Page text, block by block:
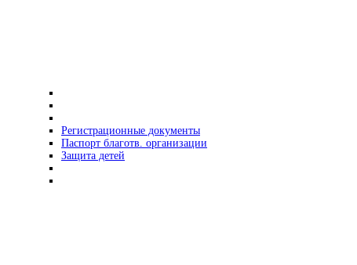
Регистрационные документы
Паспорт благотв. организации
Защита детей